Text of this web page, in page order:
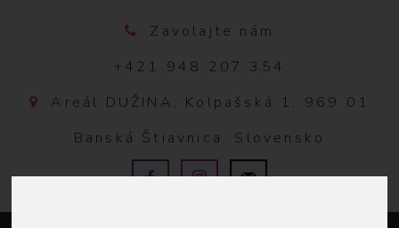
Zavolajte nám
+421 948 207 354
Areál DUŽINA, Kolpašská 1, 969 01
Banská Štiavnica, Slovensko